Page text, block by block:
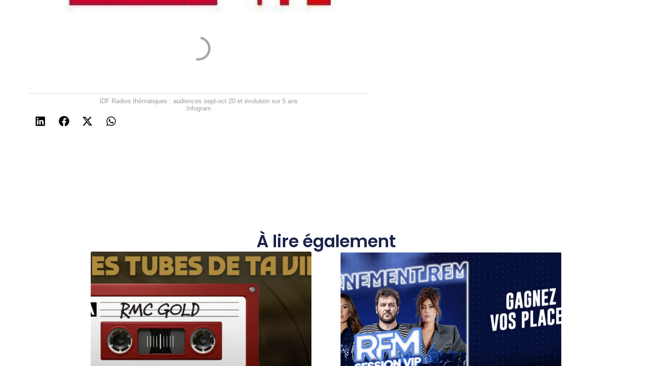
IDF Radios thématiques : audiences sept-oct 20 et évolution sur 5 ans
Infogram
À lire également